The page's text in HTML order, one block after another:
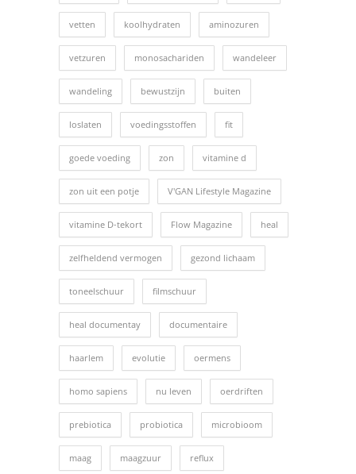
vetten koolhydraten aminozuren
vetzuren monosachariden wandeleer
wandeling bewustzijn buiten
loslaten voedingsstoffen fit
goede voeding zon vitamine d
zon uit een potje V'GAN Lifestyle Magazine
vitamine D-tekort Flow Magazine heal
zelfheldend vermogen gezond lichaam
toneelschuur filmschuur
heal documentay documentaire
haarlem evolutie oermens
homo sapiens nu leven oerdriften
prebiotica probiotica microbioom
maag maagzuur reflux